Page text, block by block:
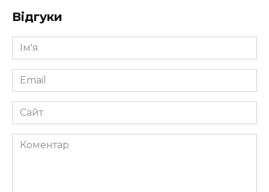
Відгуки
Ім'я
*
Email
*
Сайт
Коментар